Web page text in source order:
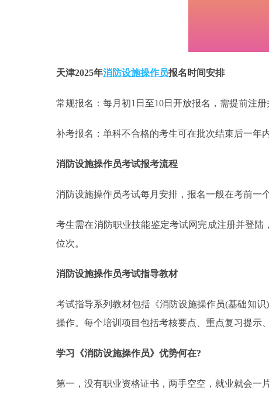
天津2025年消防设施操作员报名时间安排
常规报名‌：每月初1日至10日开放报名，需提前注册
补考报名‌：单科不合格的考生可在批次结束后一年
消防设施操作员考试报考流程
消防设施操作员考试每月安排，报名一般在考前一
考生需在消防职业技能鉴定考试网完成注册并登
位次。
消防设施操作员考试指导教材
考试指导系列教材包括《消防设施操作员(基础知
操作。每个培训项目包括考核要点、重点复习提示
学习《消防设施操作员》优势何在?
第一，没有职业资格证书，两手空空，就业就会一